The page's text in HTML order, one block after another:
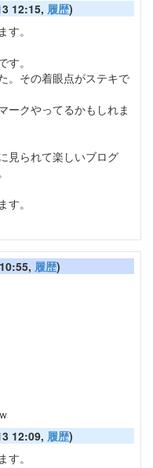
12:15, 履歴)
。
。
。その着眼点がステキで
ークやってるかもしれま
見られて楽しいブログ
。
履歴)
12:09, 履歴)
。